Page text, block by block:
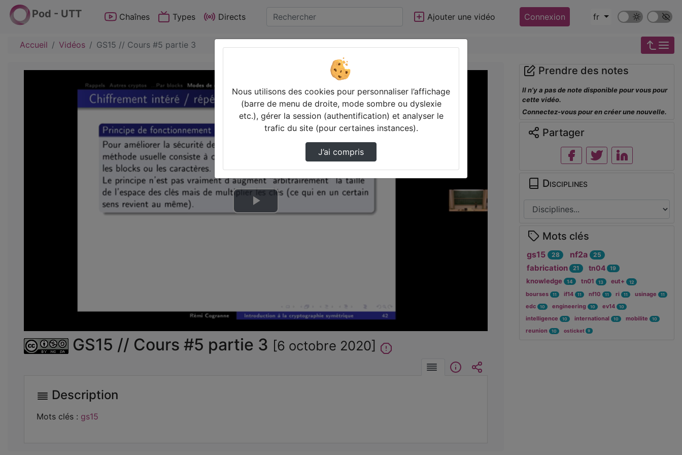
Pod - UTT Chaînes Types Directs Ajouter une vidéo Connexion fr Mode sombre
Police
Accueil Vidéos GS15 // Cours #5 partie 3
Lire
GS15 // Cours #5 partie 3 [6 octobre 2020]
DescriptionInformations
Description
Mots clés : gs15
Prendre des notes
Il n’y a pas de note disponible pour vous pour
cette vidéo.
Connectez-vous pour en créer une nouvelle.
Partager
Disciplines
Mots clés
gs15 28 nf2a 25
fabrication 21 tn04 19
knowledge 14 tn01 13 eut+ 12
bourses 11 if14 11 nf10 11 ri 11 usinage 11
edc 10 engineering 10 ev14 10
intelligence 10 international 10 mobilite 10
reunion 10 osticket 9
Nous utilisons des cookies pour personnaliser l’affichage
(barre de menu de droite, mode sombre ou dyslexie
etc.), gérer la session (authentification) et analyser le
trafic du site (pour certaines instances).
J’ai compris